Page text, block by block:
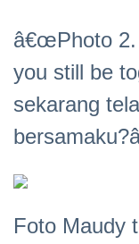
â€œPhoto 2.
you still be
sekarang
Foto Maudy